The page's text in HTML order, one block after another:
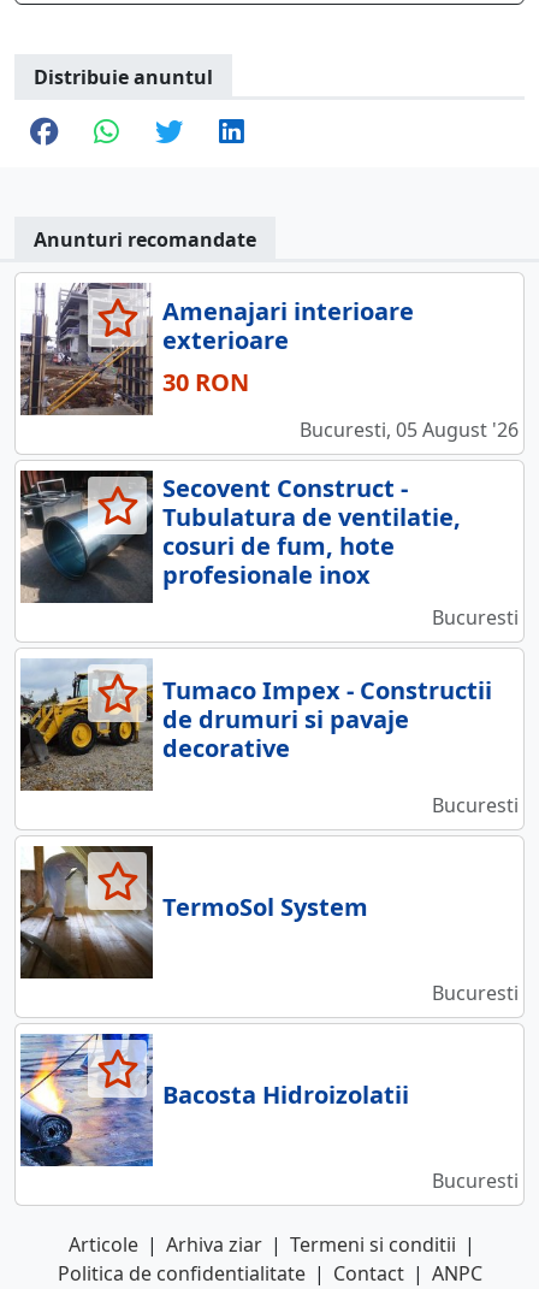
Distribuie anuntul
Anunturi recomandate
Amenajari interioare
exterioare
30 RON
Bucuresti, 05 August '26
Secovent Construct -
Tubulatura de ventilatie,
cosuri de fum, hote
profesionale inox
Bucuresti
Tumaco Impex - Constructii
de drumuri si pavaje
decorative
Bucuresti
TermoSol System
Bucuresti
Bacosta Hidroizolatii
Bucuresti
Articole | Arhiva ziar | Termeni si conditii |
Politica de confidentialitate | Contact | ANPC